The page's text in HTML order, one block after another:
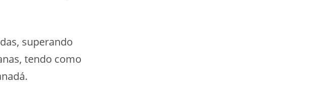
superando
tendo como